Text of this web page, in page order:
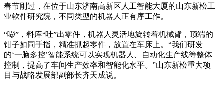
春节刚过，在位于山东济南高新区人工智能大厦的山东新松工
业软件研究院，不同类型的机器人正有序工作。
“嘭”，料库“吐”出零件，机器人灵活地旋转着机械臂，顶端的
钳子如同手指，精准抓起零件，放置在车床上。“我们研发
的‘一脑多控’智能系统可以实现机器人、自动化生产线等整体
控制，提高了车间生产效率和智能化水平。”山东新松重大项
目与战略发展部副部长齐天成说。